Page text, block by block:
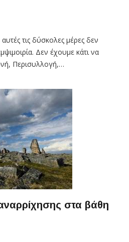
τις δύσκολες μέρες δεν
Δεν έχουμε κάτι να
Περισυλλογή,…
στα βάθη